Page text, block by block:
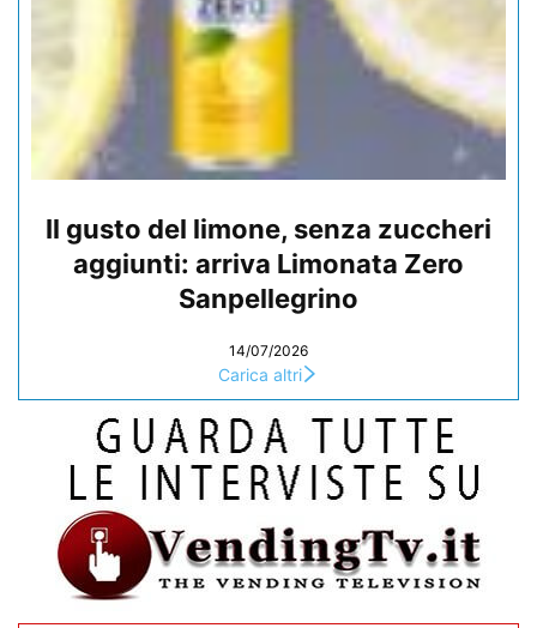
Il gusto del limone, senza zuccheri
aggiunti: arriva Limonata Zero
Sanpellegrino
14/07/2026
Carica altri